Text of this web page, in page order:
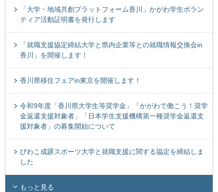
「大学・地域共創プラットフォーム香川」かがわ学生ボラン
ティア活動証明書を発行します
「就職支援協定締結大学と県内企業等との就職情報交換会in
香川」を開催します！
香川県移住フェアin東京を開催します！
令和9年度「香川県大学生等奨学金」「かがわで働こう！奨学
金返還支援対象者」「日本学生支援機構第一種奨学金返還支
援対象者」の募集開始について
びわこ成蹊スポーツ大学と就職支援に関する協定を締結しま
した
もっと見る